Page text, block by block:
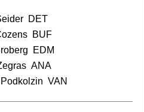
DET
BUF
EDM
ANA
VAN